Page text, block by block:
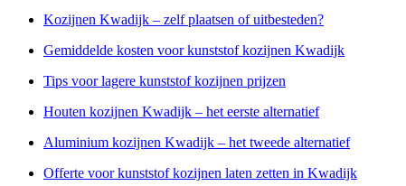
Kozijnen Kwadijk – zelf plaatsen of uitbesteden?
Gemiddelde kosten voor kunststof kozijnen Kwadijk
Tips voor lagere kunststof kozijnen prijzen
Houten kozijnen Kwadijk – het eerste alternatief
Aluminium kozijnen Kwadijk – het tweede alternatief
Offerte voor kunststof kozijnen laten zetten in Kwadijk